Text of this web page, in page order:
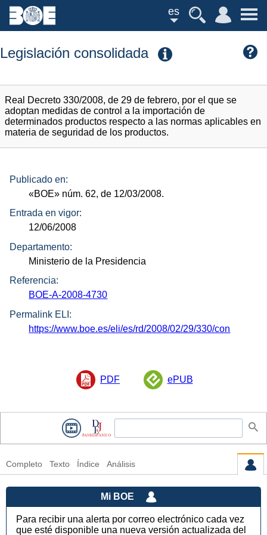
es
Legislación consolidada
Real Decreto 330/2008, de 29 de febrero, por el que se
adoptan medidas de control a la importación de
determinados productos respecto a las normas aplicables en
materia de seguridad de los productos.
Publicado en:
«BOE» núm. 62, de 12/03/2008.
Entrada en vigor:
12/06/2008
Departamento:
Ministerio de la Presidencia
Referencia:
BOE-A-2008-4730
Permalink ELI:
https://www.boe.es/eli/es/rd/2008/02/29/330/con
PDF ePUB
Completo Texto Índice Análisis
Mi BOE
Para recibir una alerta por correo electrónico cada vez
que esté disponible una nueva versión actualizada del